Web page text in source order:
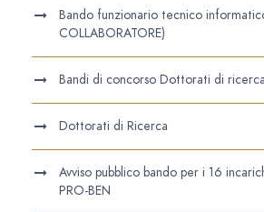
Bando funzionario tecnico
COLLABORATORE)
Bandi di concorso Dottorati di
Dottorati di Ricerca
Avviso pubblico bando per i 16
PRO-BEN